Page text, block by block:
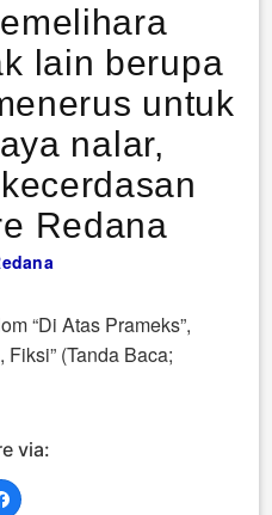
lain berupa
untuk
nalar,
Redana
“Di Atas Prameks”,
Fiksi” (Tanda Baca;
via: